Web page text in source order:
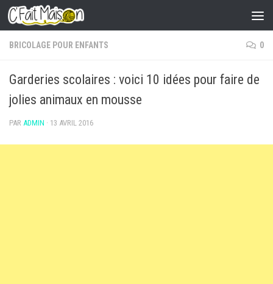
Skip to content
BRICOLAGE POUR ENFANTS 0
Garderies scolaires : voici 10 idées pour faire de
jolies animaux en mousse
PAR ADMIN · 13 AVRIL 2016